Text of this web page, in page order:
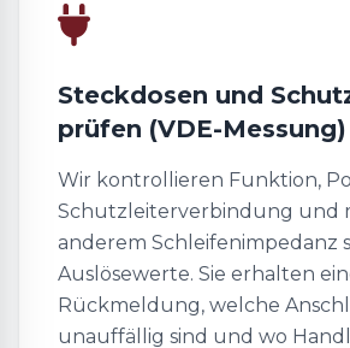
Steckdosen und
prüfen (VDE-Messung)
Wir kontrollieren Funktion,
Schutzleiterverbindung und
anderem Schleifenimpedanz
Auslösewerte. Sie erhalten
Rückmeldung, welche
unauffällig sind und wo